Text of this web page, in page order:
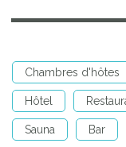
Chambres d'hôtes
Hôtel
Sauna Bar